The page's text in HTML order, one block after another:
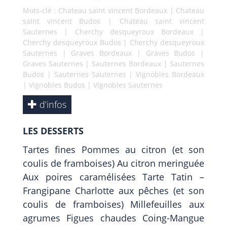
Mots-clé : Chateau saint vincent Bordeaux | Chateau
saint vincent Budos | Chateau saint vincent
Sauternes | Cherchy desqueyroux Bordeaux|
Cherchy desqueyroux Budos | Cherchy desqueyroux
Sauternes | Graves Bordeaux | Graves Budos |
Graves Sauternes | Sauternes Bordeaux| Sauternes
Budos | Sauternes Sauternes |Vignobles Bordeaux
| Vignobles Budos | Vignobles Sauternes
d’infos
LES DESSERTS
Tartes fines Pommes au citron (et son
coulis de framboises) Au citron meringuée
Aux poires caramélisées Tarte Tatin –
Frangipane Charlotte aux pêches (et son
coulis de framboises) Millefeuilles aux
agrumes Figues chaudes Coing-Mangue